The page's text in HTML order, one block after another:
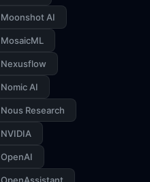
Moonshot AI
MosaicML
Nexusflow
Nomic AI
Nous Research
NVIDIA
OpenAI